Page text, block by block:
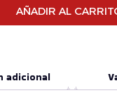
AÑADIR AL
adicional